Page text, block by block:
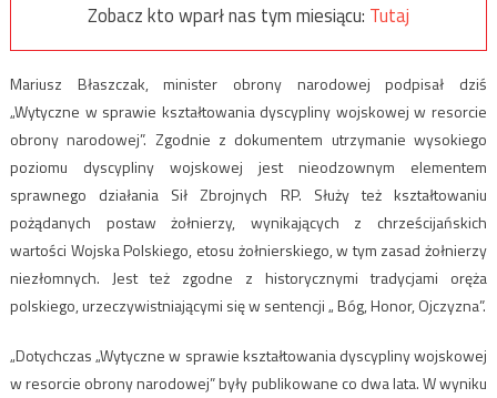
Zobacz kto wparł nas tym miesiącu: Tutaj
Mariusz Błaszczak, minister obrony narodowej podpisał dziś
„Wytyczne w sprawie kształtowania dyscypliny wojskowej w resorcie
obrony narodowej”. Zgodnie z dokumentem utrzymanie wysokiego
poziomu dyscypliny wojskowej jest nieodzownym elementem
sprawnego działania Sił Zbrojnych RP. Służy też kształtowaniu
pożądanych postaw żołnierzy, wynikających z chrześcijańskich
wartości Wojska Polskiego, etosu żołnierskiego, w tym zasad żołnierzy
niezłomnych. Jest też zgodne z historycznymi tradycjami oręża
polskiego, urzeczywistniającymi się w sentencji „ Bóg, Honor, Ojczyzna”.
„Dotychczas „Wytyczne w sprawie kształtowania dyscypliny wojskowej
w resorcie obrony narodowej” były publikowane co dwa lata. W wyniku